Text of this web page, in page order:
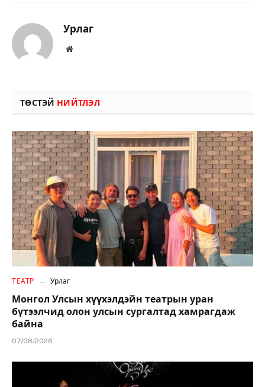
Урлаг
Вэбсайт
ТӨСТЭЙ НИЙТЛЭЛ
ТЕАТР Урлаг
Монгол Улсын хүүхэлдэйн театрын уран
бүтээлчид олон улсын сургалтад хамрагдаж
байна
07/08/2026